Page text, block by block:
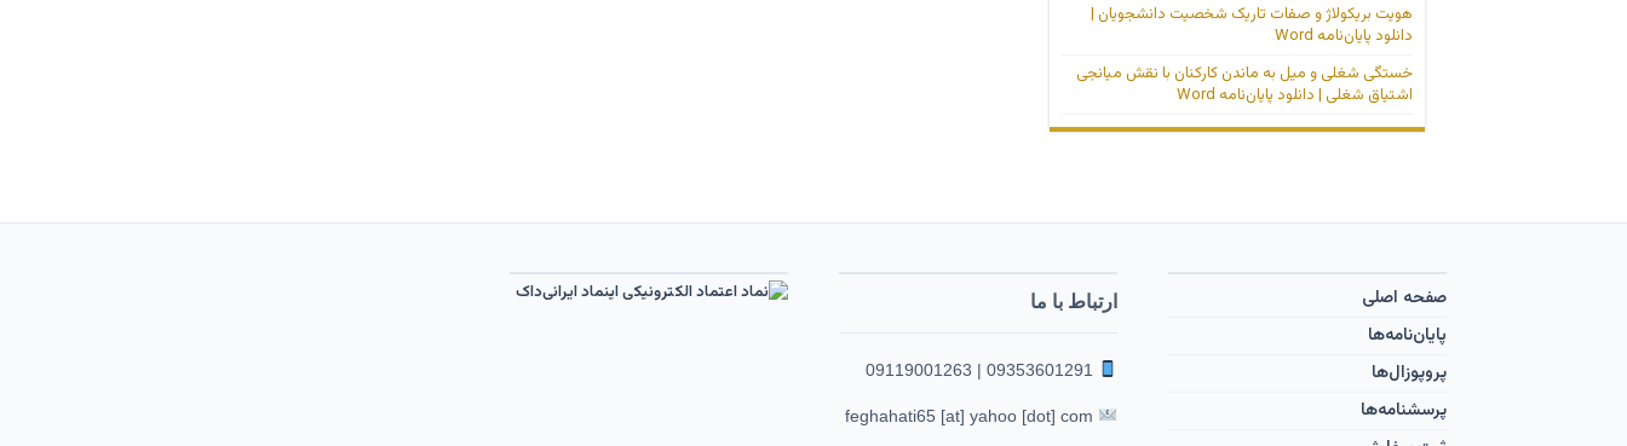
هویت بریکولاژ و صفات تاریک شخصیت دانشجویان |
دانلود پایان‌نامه Word
خستگی شغلی و میل به ماندن کارکنان با نقش میانجی
اشتیاق شغلی | دانلود پایان‌نامه Word
صفحه اصلی
پایان‌نامه‌ها
پروپوزال‌ها
پرسشنامه‌ها
ارتباط با ما